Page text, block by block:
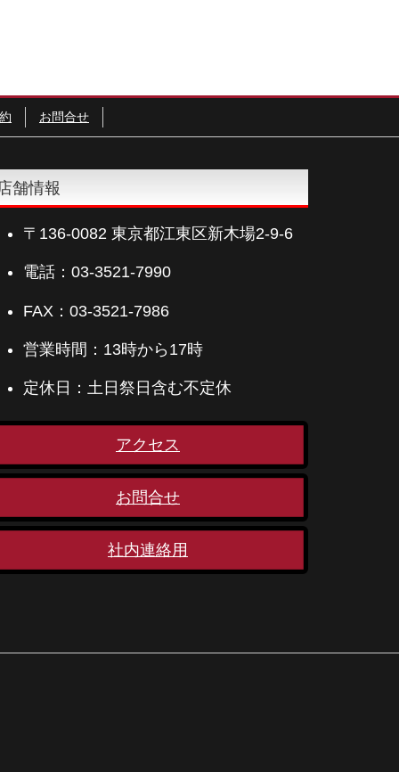
お問合せ
舗情報
〒136-0082 東京都江東区新木場2-9-6
電話：03-3521-7990
FAX：03-3521-7986
営業時間：13時から17時
定休日：土日祭日含む不定休
アクセス
お問合せ
社内連絡用